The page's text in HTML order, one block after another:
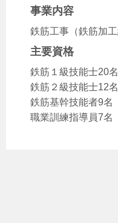
事業内容
鉄筋工事（鉄筋加工
主要資格
鉄筋１級技能士20名
鉄筋２級技能士12名
鉄筋基幹技能者9名
職業訓練指導員7名